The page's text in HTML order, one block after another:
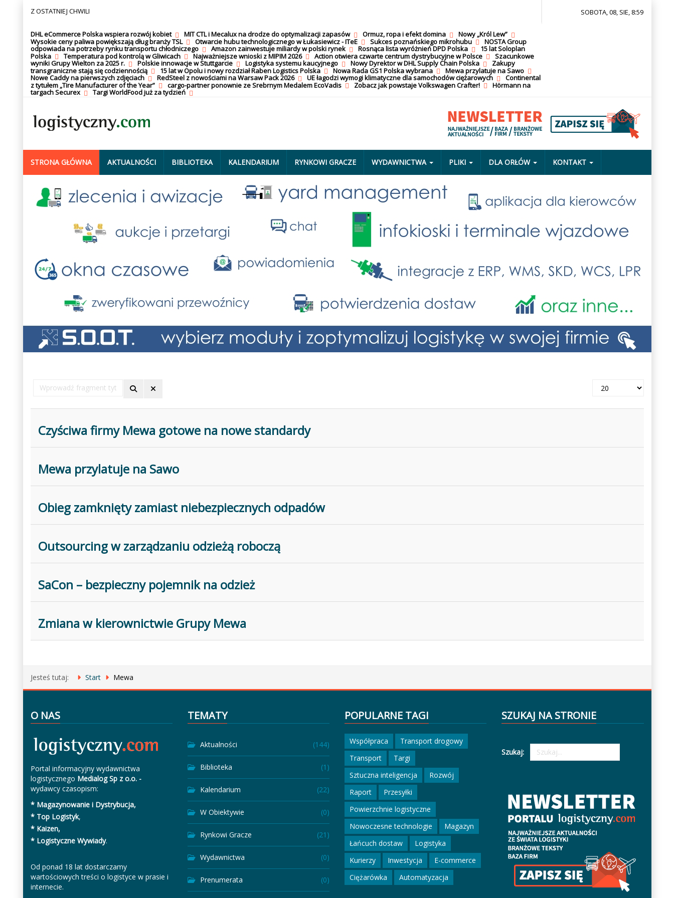
Z OSTATNIEJ CHWILI
DHL eCommerce Polska wspiera rozwój kobiet MIT CTL i Mecalux na drodze do optymalizacji zapasów Ormuz, ropa i efekt domina
Nowy „Król Lew”
Wysokie ceny paliwa powiększają dług branży TSL
Otwarcie hubu technologicznego w Łukasiewicz - ITeE Sukces poznańskiego mikrohubu
NOSTA Group
odpowiada na potrzeby rynku transportu chłodniczego
Amazon zainwestuje miliardy w polski rynek Rosnąca lista wyróżnień DPD Polska
15 lat Soloplan
Polska
Temperatura pod kontrolą w Gliwicach Najważniejsze wnioski z MIPIM 2026 Action otwiera czwarte centrum dystrybucyjne w Polsce
Szacunkowe
wyniki Grupy Wielton za 2025 r.
Polskie innowacje w Stuttgarcie Logistyka systemu kaucyjnego Nowy Dyrektor w DHL Supply Chain Polska
Zakupy
transgraniczne stają się codziennością
15 lat w Opolu i nowy rozdział Raben Logistics Polska Nowa Rada GS1 Polska wybrana
Mewa przylatuje na Sawo
Nowe Caddy na pierwszych zdjęciach
RedSteel z nowościami na Warsaw Pack 2026 UE łagodzi wymogi klimatyczne dla samochodów ciężarowych
Continental
z tytułem „Tire Manufacturer of the Year”
cargo-partner ponownie ze Srebrnym Medalem EcoVadis Zobacz jak powstaje Volkswagen Crafter!
Hörmann na
targach Securex
Targi WorldFood już za tydzień
SOBOTA, 08, SIE, 8:59
STRONA GŁÓWNA AKTUALNOŚCI BIBLIOTEKA KALENDARIUM RYNKOWI GRACZE WYDAWNICTWA PLIKI DLA ORŁÓW KONTAKT
Wprowadź
fragment
Pokaż
Czyściwa firmy Mewa gotowe na nowe standardy
Mewa przylatuje na Sawo
Obieg zamknięty zamiast niebezpiecznych odpadów
Outsourcing w zarządzaniu odzieżą roboczą
SaCon – bezpieczny pojemnik na odzież
Zmiana w kierownictwie Grupy Mewa
Jesteś tutaj: Start Mewa
O NAS
Portal informacyjny wydawnictwa
logistycznego Medialog Sp z o.o. -
wydawcy czasopism:
* Magazynowanie i Dystrybucja,
* Top Logistyk,
* Kaizen,
* Logistyczne Wywiady.
Od ponad 18 lat dostarczamy
wartościowych treści o logistyce w prasie i
internecie.
TEMATY
Aktualności (144)
Biblioteka (1)
Kalendarium (22)
W Obiektywie (0)
Rynkowi Gracze (21)
Wydawnictwa (0)
Prenumerata (0)
POPULARNE TAGI
Współpraca
Transport drogowy
Transport
Targi
Sztuczna inteligencja
Rozwój
Raport
Przesyłki
Powierzchnie logistyczne
Nowoczesne technologie
Magazyn
Łańcuch dostaw
Logistyka
Kurierzy
Inwestycja
E-commerce
Ciężarówka
Automatyzacja
SZUKAJ NA STRONIE
Szukaj: